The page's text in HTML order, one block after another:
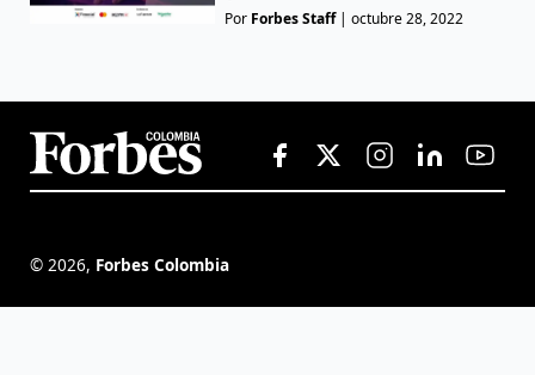
Por Forbes Staff|octubre 28, 2022
© 2026, Forbes Colombia